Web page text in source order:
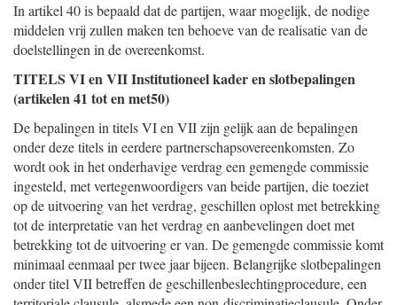
In artikel 40 is bepaald dat de partijen, waar mogelijk, de nodige
middelen vrij zullen maken ten behoeve van de realisatie van de
doelstellingen in de overeenkomst.
TITELS VI en VII Institutioneel kader en slotbepalingen
(artikelen 41 tot en met50)
De bepalingen in titels VI en VII zijn gelijk aan de bepalingen
onder deze titels in eerdere partnerschapsovereenkomsten. Zo
wordt ook in het onderhavige verdrag een gemengde commissie
ingesteld, met vertegenwoordigers van beide partijen, die toeziet
op de uitvoering van het verdrag, geschillen oplost met betrekking
tot de interpretatie van het verdrag en aanbevelingen doet met
betrekking tot de uitvoering er van. De gemengde commissie komt
minimaal eenmaal per twee jaar bijeen. Belangrijke slotbepalingen
onder titel VII betreffen de geschillenbeslechtingprocedure, een